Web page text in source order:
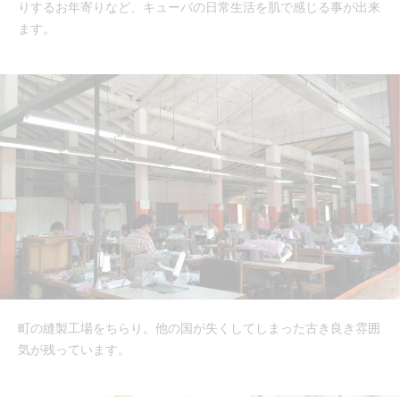
りするお年寄りなど、キューバの日常生活を肌で感じる事が出来
ます。
町の縫製工場をちらり。他の国が失くしてしまった古き良き雰囲
気が残っています。